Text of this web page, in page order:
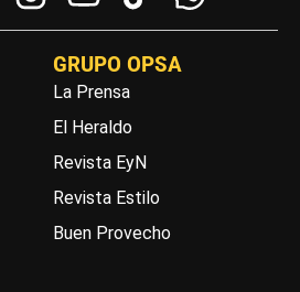
GRUPO OPSA
La Prensa
El Heraldo
Revista EyN
Revista Estilo
Buen Provecho